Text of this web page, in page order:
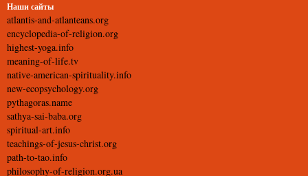
Наши сайты
atlantis-and-atlanteans.org
encyclopedia-of-religion.org
highest-yoga.info
meaning-of-life.tv
native-american-spirituality.info
new-ecopsychology.org
pythagoras.name
sathya-sai-baba.org
spiritual-art.info
teachings-of-jesus-christ.org
path-to-tao.info
philosophy-of-religion.org.ua